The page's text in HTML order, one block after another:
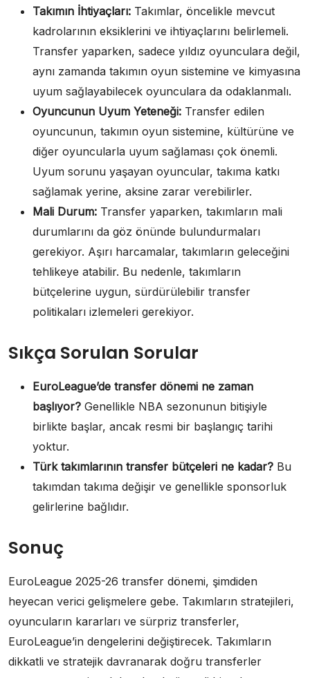
Takımın İhtiyaçları: Takımlar, öncelikle mevcut
kadrolarının eksiklerini ve ihtiyaçlarını belirlemeli.
Transfer yaparken, sadece yıldız oyunculara değil,
aynı zamanda takımın oyun sistemine ve kimyasına
uyum sağlayabilecek oyunculara da odaklanmalı.
Oyuncunun Uyum Yeteneği: Transfer edilen
oyuncunun, takımın oyun sistemine, kültürüne ve
diğer oyuncularla uyum sağlaması çok önemli.
Uyum sorunu yaşayan oyuncular, takıma katkı
sağlamak yerine, aksine zarar verebilirler.
Mali Durum: Transfer yaparken, takımların mali
durumlarını da göz önünde bulundurmaları
gerekiyor. Aşırı harcamalar, takımların geleceğini
tehlikeye atabilir. Bu nedenle, takımların
bütçelerine uygun, sürdürülebilir transfer
politikaları izlemeleri gerekiyor.
Sıkça Sorulan Sorular
EuroLeague’de transfer dönemi ne zaman
başlıyor? Genellikle NBA sezonunun bitişiyle
birlikte başlar, ancak resmi bir başlangıç tarihi
yoktur.
Türk takımlarının transfer bütçeleri ne kadar? Bu
takımdan takıma değişir ve genellikle sponsorluk
gelirlerine bağlıdır.
Sonuç
EuroLeague 2025-26 transfer dönemi, şimdiden
heyecan verici gelişmelere gebe. Takımların stratejileri,
oyuncuların kararları ve sürpriz transferler,
EuroLeague’in dengelerini değiştirecek. Takımların
dikkatli ve stratejik davranarak doğru transferler